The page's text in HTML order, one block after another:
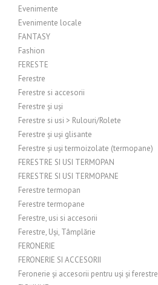
Evenimente
Evenimente locale
FANTASY
Fashion
FERESTE
Ferestre
Ferestre si accesorii
Ferestre și uși
Ferestre si usi > Rulouri/Rolete
Ferestre și uși glisante
Ferestre și uși termoizolate (termopane)
FERESTRE SI USI TERMOPAN
FERESTRE SI USI TERMOPANE
Ferestre termopan
Ferestre termopane
Ferestre, usi si accesorii
Ferestre, Uși, Tâmplărie
FERONERIE
FERONERIE SI ACCESORII
Feronerie și accesorii pentru uși și ferestre